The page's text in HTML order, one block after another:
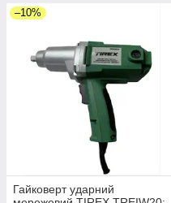
–10%
Гайковерт ударний